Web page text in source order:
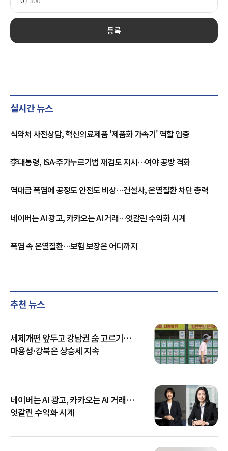
등록
실시간 뉴스
식약처 사전상담, 혁신의료제품 '제품화 가속기' 역할 입증
李대통령, ISA·주가누르기법 재검토 지시…여야 공방 격화
역대급 폭염에 공정도 안전도 비상…건설사, 온열질환 차단 총력
네이버는 AI 광고, 카카오는 AI 거래…엇갈린 수익화 시계
폭염 속 온열질환…보험 보장은 어디까지
추천 뉴스
세제개편 앞두고 강남권 숨 고르기…
마용성·강북은 상승세 지속
네이버는 AI 광고, 카카오는 AI 거래…
엇갈린 수익화 시계